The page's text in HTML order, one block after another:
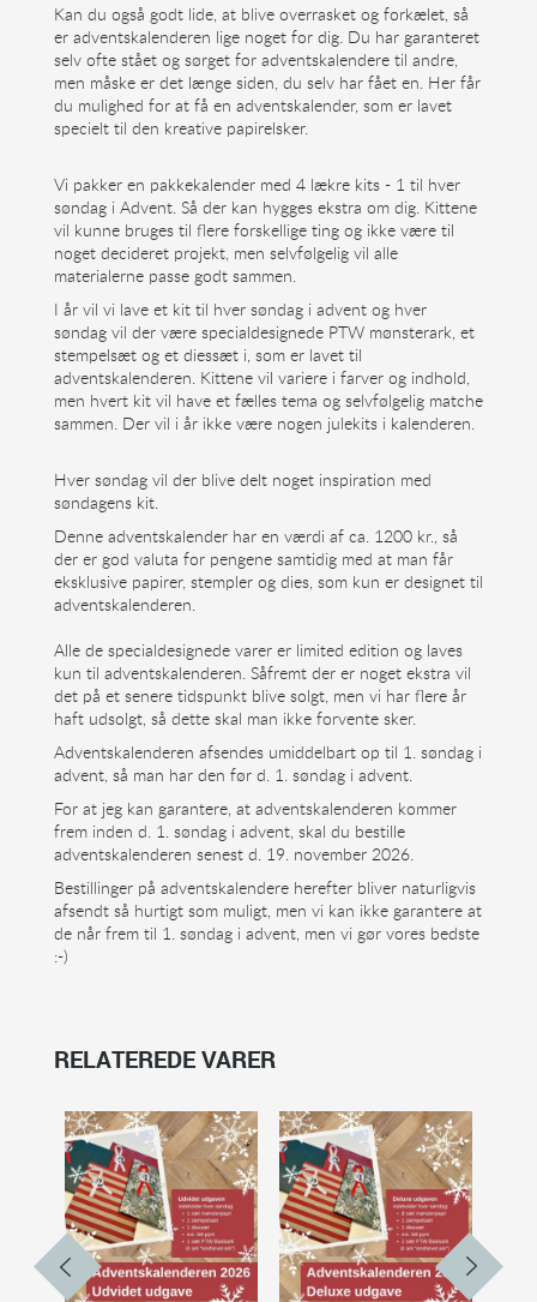
Kan du også godt lide, at blive overrasket og forkælet, så
er adventskalenderen lige noget for dig. Du har garanteret
selv ofte stået og sørget for adventskalendere til andre,
men måske er det længe siden, du selv har fået en. Her får
du mulighed for at få en adventskalender, som er lavet
specielt til den kreative papirelsker.
Vi pakker en pakkekalender med 4 lækre kits - 1 til hver
søndag i Advent. Så der kan hygges ekstra om dig. Kittene
vil kunne bruges til flere forskellige ting og ikke være til
noget decideret projekt, men selvfølgelig vil alle
materialerne passe godt sammen.
I år vil vi lave et kit til hver søndag i advent og hver
søndag vil der være specialdesignede PTW mønsterark, et
stempelsæt og et diessæt i, som er lavet til
adventskalenderen. Kittene vil variere i farver og indhold,
men hvert kit vil have et fælles tema og selvfølgelig matche
sammen. Der vil i år ikke være nogen julekits i kalenderen.
Hver søndag vil der blive delt noget inspiration med
søndagens kit.
Denne adventskalender har en værdi af ca. 1200 kr., så
der er god valuta for pengene samtidig med at man får
eksklusive papirer, stempler og dies, som kun er designet til
adventskalenderen.
Alle de specialdesignede varer er limited edition og laves
kun til adventskalenderen. Såfremt der er noget ekstra vil
det på et senere tidspunkt blive solgt, men vi har flere år
haft udsolgt, så dette skal man ikke forvente sker.
Adventskalenderen afsendes umiddelbart op til 1. søndag i
advent, så man har den før d. 1. søndag i advent.
For at jeg kan garantere, at adventskalenderen kommer
frem inden d. 1. søndag i advent, skal du bestille
adventskalenderen senest d. 19. november 2026.
Bestillinger på adventskalendere herefter bliver naturligvis
afsendt så hurtigt som muligt, men vi kan ikke garantere at
de når frem til 1. søndag i advent, men vi gør vores bedste
:-)
RELATEREDE VARER